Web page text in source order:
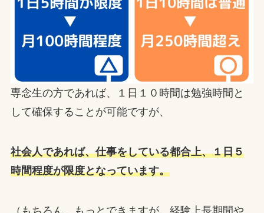
専念生の方であれば、１日１０時間は勉強時間と
して確保することが可能ですが、
社会人であれば、仕事をしている都合上、１日５
時間程度が限度となっています。
（もちろん、もっとできますが、経験上長期間や